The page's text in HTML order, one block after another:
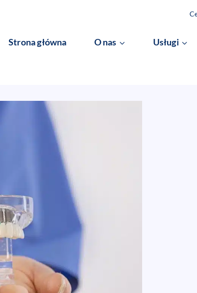
Strona główna O nas Usługi